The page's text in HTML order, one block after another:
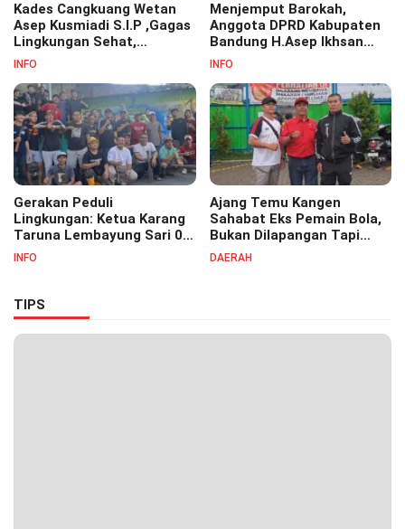
Kades Cangkuang Wetan
Asep Kusmiadi S.I.P ,Gagas
Lingkungan Sehat,
Bersihkan Saluran Air di RW
INFO
Menjemput Barokah,
Anggota DPRD Kabupaten
Bandung H.Asep Ikhsan
S.Pd.M.M Hadiri Haul Akbar
Pesantren Cipasung.
INFO
Gerakan Peduli
Lingkungan: Ketua Karang
Taruna Lembayung Sari 09
Irvan Permana Ajak
INFO
Ajang Temu Kangen
Sahabat Eks Pemain Bola,
Bukan Dilapangan Tapi
Ditongkrongan
DAERAH
TIPS